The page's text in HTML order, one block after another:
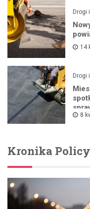
Drogi
14
Drogi
8
Kronika